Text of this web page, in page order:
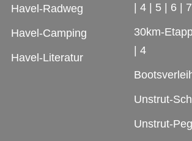
Havel-Radweg
Havel-Camping
Havel-Literatur
|4 | 5 | 6 | 7
30km-
|4
Unstrut-
Unstrut-